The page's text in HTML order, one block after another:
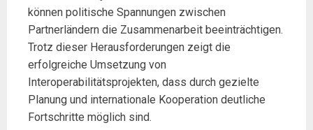
können politische Spannungen zwischen
Partnerländern die Zusammenarbeit beeinträchtigen.
Trotz dieser Herausforderungen zeigt die
erfolgreiche Umsetzung von
Interoperabilitätsprojekten, dass durch gezielte
Planung und internationale Kooperation deutliche
Fortschritte möglich sind.